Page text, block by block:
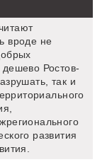
вроде не
Ростов-
так и
развития